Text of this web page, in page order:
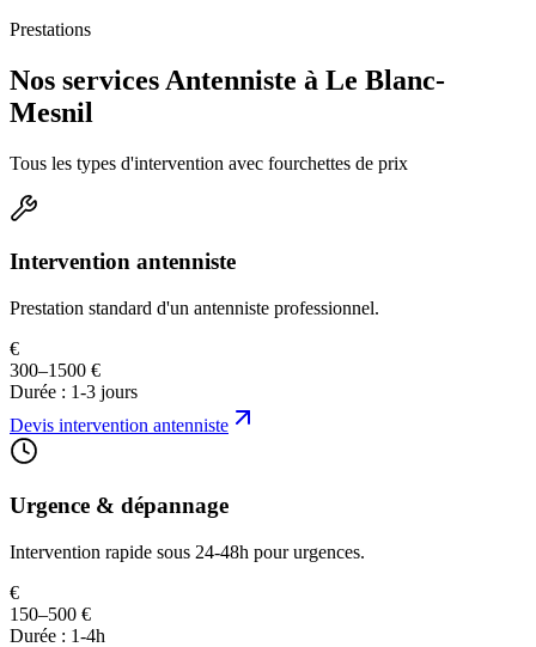
Prestations
Nos services Antenniste à Le Blanc-
Mesnil
Tous les types d'intervention avec fourchettes de prix
Intervention antenniste
Prestation standard d'un antenniste professionnel.
€
300–1500 €
Durée : 1-3 jours
Devis intervention antenniste
Urgence & dépannage
Intervention rapide sous 24-48h pour urgences.
€
150–500 €
Durée : 1-4h